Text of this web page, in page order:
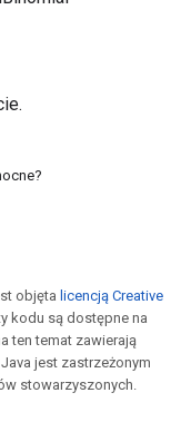
objęta licencją Creative
kodu są dostępne na
ten temat zawierają
Java jest zastrzeżonym
stowarzyszonych.